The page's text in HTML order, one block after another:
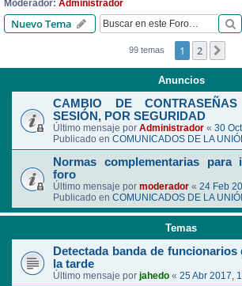
Moderador: Administrador
Nuevo Tema
99 temas 1 2
Anuncios
CAMBIO DE
SESIÓN, POR SEGURIDAD
Último mensaje por Administrador « 30
Publicado en COMUNICADOS DE LA
Normas complementarias para
foro
Último mensaje por moderador « 24 Feb
Publicado en COMUNICADOS DE LA
Temas
Detectada banda de
la tarde
Último mensaje por jahedo « 25 Abr 2017,